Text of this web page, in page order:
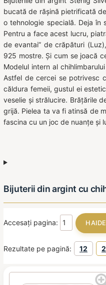
bucată de rășină pietrificată
o tehnologie specială. Deja
Pentru a face acest lucru,
de evantai” de crăpături
925 mostre. Și cum se joacă
Modelul intern al
Astfel de cercei se potrivesc
căldura femeii, gustul ei
veselie și strălucire. Brățările
grijă. Pielea ta va fi atinsă de
fascina cu un joc de nuanțe și
Bijuterii din argint cu
Accesați pagina:
Rezultate pe pagină: 12